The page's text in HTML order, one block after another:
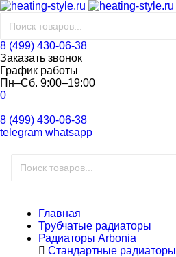
8 (499) 430-06-38
Заказать звонок
График работы
Пн–Сб. 9:00–19:00
0
8 (499) 430-06-38
telegram whatsapp
Главная
Трубчатые радиаторы
Радиаторы Arbonia
Стандартные радиаторы